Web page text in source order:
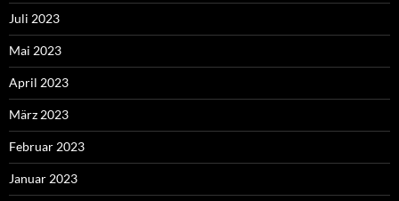
Juli 2023
Mai 2023
April 2023
März 2023
Februar 2023
Januar 2023